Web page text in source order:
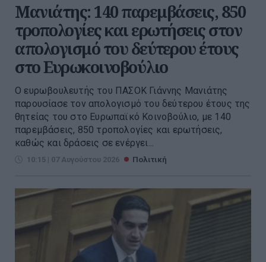
Μανιάτης: 140 παρεμβάσεις, 850
τροπολογίες και ερωτήσεις στον
απολογισμό του δεύτερου έτους
στο Ευρωκοινοβούλιο
Ο ευρωβουλευτής του ΠΑΣΟΚ Γιάννης Μανιάτης
παρουσίασε τον απολογισμό του δεύτερου έτους της
θητείας του στο Ευρωπαϊκό Κοινοβούλιο, με 140
παρεμβάσεις, 850 τροπολογίες και ερωτήσεις,
καθώς και δράσεις σε ενέργει...
10:15 | 07 Αυγούστου 2026 Πολιτική